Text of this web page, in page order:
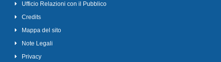
Ufficio Relazioni con il Pubblico
Credits
Mappa del sito
Note Legali
Privacy